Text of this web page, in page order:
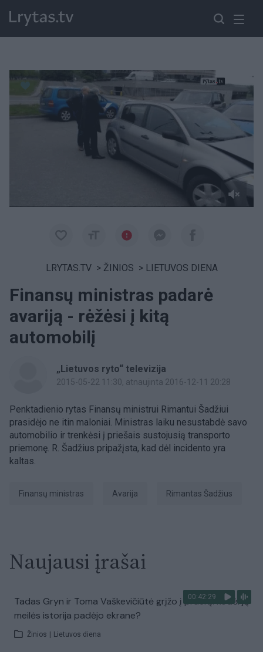
Paremkite Ukrainą
LRYTAS.TV > ŽINIOS > LIETUVOS DIENA
Finansų ministras padarė
avariją - rėžėsi į kitą
automobilį
„Lietuvos ryto“ televizija
2015-05-22 11:30, atnaujinta 2016-12-11 20:28
Penktadienio rytas Finansų ministrui Rimantui Šadžiui
prasidėjo ne itin maloniai. Ministras laiku nesustabdė savo
automobilio ir trenkėsi į priešais sustojusią transporto
priemonę. R. Šadžius pripažįsta, kad dėl incidento yra
kaltas.
finansų ministras avarija Rimantas Šadžius
Naujausi įrašai
00:42:29
Tadas Gryn ir Toma Vaškevičiūtė grįžo į praeitį: kodėl jų
meilės istorija padėjo ekrane?
Žinios Lietuvos diena